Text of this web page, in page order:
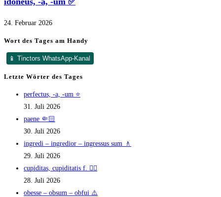
24. Februar 2026
Wort des Tages am Handy
📱 Tinctors WhatsApp-Kanal
Letzte Wörter des Tages
perfectus, -a, -um ⭐
31. Juli 2026
paene 🤏🏻
30. Juli 2026
ingredi – ingredior – ingressus sum 🚶
29. Juli 2026
cupiditas, cupiditatis f. ❤️‍🔥
28. Juli 2026
obesse – obsum – obfui ⚠️